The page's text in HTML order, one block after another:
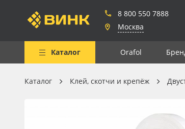
8 800 550 7888
Москва
Каталог Orafol
Весь каталог
Каталог Клей, скотчи и крепёж